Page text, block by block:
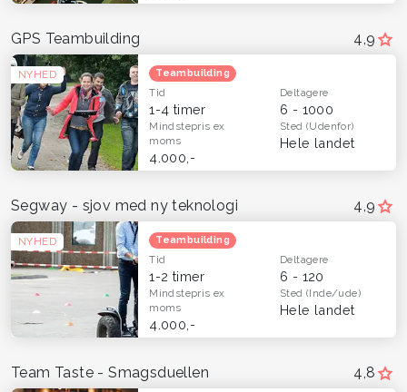
4,9
NYHED
GPS Teambuilding
Teambuilding
Tid
1-4 timer
Deltagere
6 - 1000
Mindstepris ex
moms
4.000,-
Sted(Udenfor)
Hele landet
4,9
NYHED
Segway - sjov med ny teknologi
Teambuilding
Tid
1-2 timer
Deltagere
6 - 120
Mindstepris ex
moms
4.000,-
Sted(Inde/ude)
Hele landet
4,8
Team Taste - Smagsduellen